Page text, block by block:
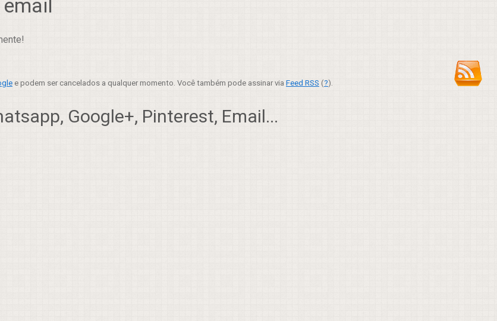
e podem ser cancelados a qualquer momento. Você também pode assinar via Feed RSS (?).
Google+, Pinterest, Email...